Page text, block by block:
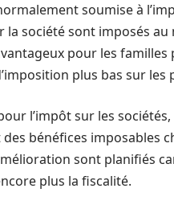
soumise à
la société sont imposés
pour les
plus bas sur les
l’impôt sur les
bénéfices imposables
sont planifiés
plus la fiscalité.